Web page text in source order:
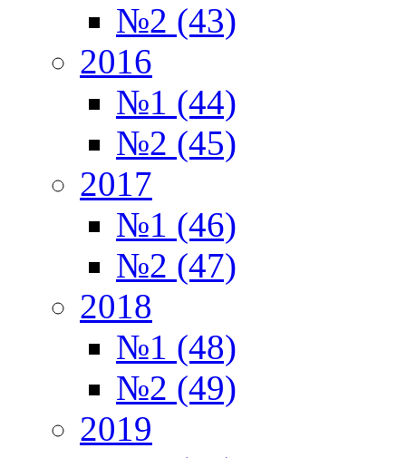
№2 (43)
2016
№1 (44)
№2 (45)
2017
№1 (46)
№2 (47)
2018
№1 (48)
№2 (49)
2019